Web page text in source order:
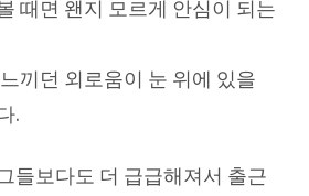
때면 왠지 모르게 안심이 되는
끼던 외로움이 눈 위에 있을
.
들보다도 더 급급해져서 출근